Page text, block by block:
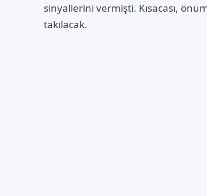
sinyallerini vermişti. Kısacası,
takılacak.